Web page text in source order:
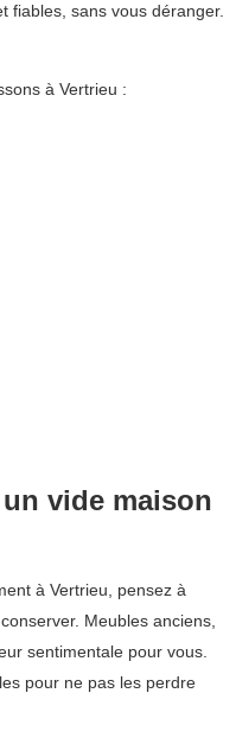
fiables, sans vous déranger.
à Vertrieu :
vide maison
à Vertrieu, pensez à
Meubles anciens,
sentimentale pour vous.
pour ne pas les perdre